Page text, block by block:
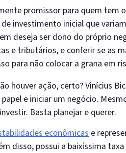
promissor para quem tem
investimento inicial que
deseja ser dono do próprio
e tributários, e conferir se as
para não colocar a grana em
houver ação, certo? Vinícius
e iniciar um negócio.
Basta planejar e querer.
econômicas e
disso, possui a baixíssima